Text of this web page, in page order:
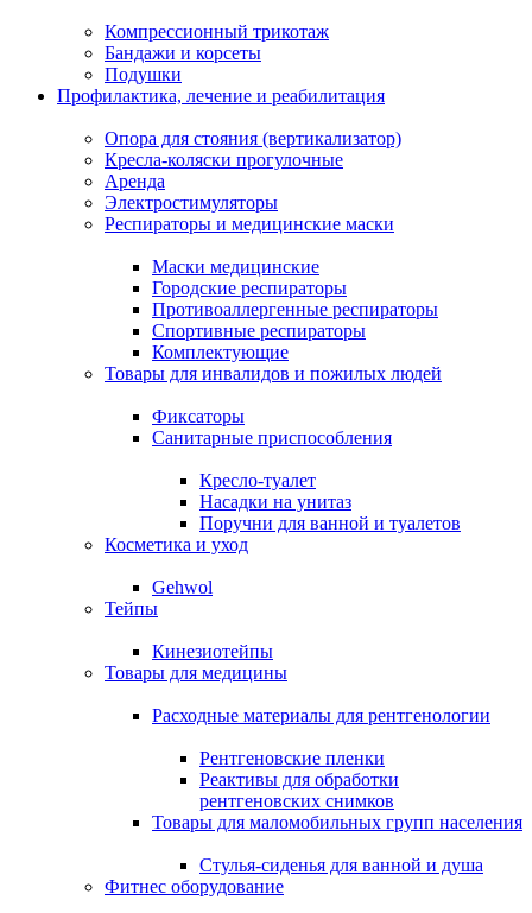
Компрессионный трикотаж
Бандажи и корсеты
Подушки
Профилактика, лечение и реабилитация
Опора для стояния (вертикализатор)
Кресла-коляски прогулочные
Аренда
Электростимуляторы
Респираторы и медицинские маски
Маски медицинские
Городские респираторы
Противоаллергенные респираторы
Спортивные респираторы
Комплектующие
Товары для инвалидов и пожилых людей
Фиксаторы
Санитарные приспособления
Кресло-туалет
Насадки на унитаз
Поручни для ванной и туалетов
Косметика и уход
Gehwol
Тейпы
Кинезиотейпы
Товары для медицины
Расходные материалы для рентгенологии
Рентгеновские пленки
Реактивы для обработки
рентгеновских снимков
Товары для маломобильных групп населения
Стулья-сиденья для ванной и душа
Фитнес оборудование